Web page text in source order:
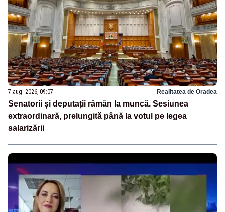
7 aug. 2026, 09:07 Realitatea de Oradea
Senatorii și deputații rămân la muncă. Sesiunea
extraordinară, prelungită până la votul pe legea
salarizării